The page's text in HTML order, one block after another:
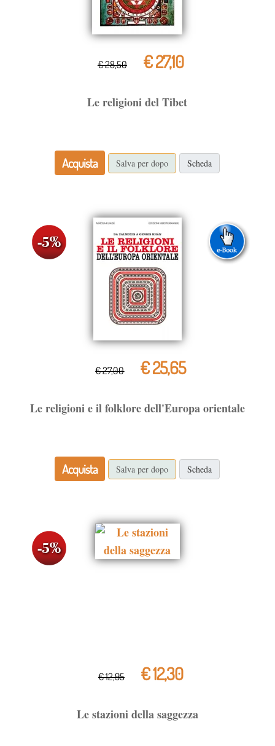
€ 28,50 € 27,10
Le religioni del Tibet
Acquista Salva per dopo Scheda
€ 27,00 € 25,65
Le religioni e il folklore dell'Europa orientale
Acquista Salva per dopo Scheda
€ 12,95 € 12,30
Le stazioni della saggezza